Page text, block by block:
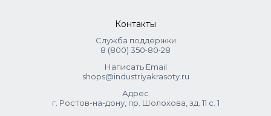
Контакты
Служба поддержки
8 (800) 350‑80‑28
Написать Email
shops@industriyakrasoty.ru
Адрес
г. Ростов-на-дону, пр. Шолохова, зд. 11 с. 1